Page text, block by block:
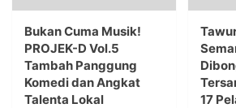
Bukan Cuma Musik!
PROJEK-D Vol.5
Tambah Panggung
Komedi dan Angkat
Talenta Lokal
17